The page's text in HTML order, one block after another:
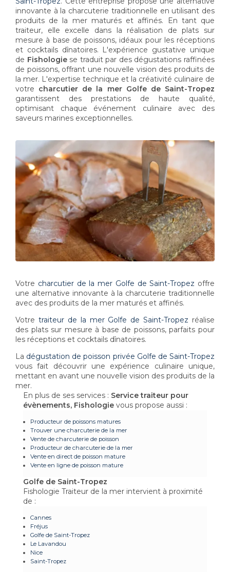
innovante à la charcuterie traditionnelle en utilisant des
produits de la mer maturés et affinés. En tant que
traiteur, elle excelle dans la réalisation de plats sur
mesure à base de poissons, idéaux pour les réceptions
et cocktails dînatoires. L'expérience gustative unique
de Fishologiese traduit par des dégustations raffinées
de poissons, offrant une nouvelle vision des produits de
la mer. L'expertise technique et la créativité culinaire de
votre charcutier de la mer Golfe de Saint-Tropez
garantissent des prestations de haute qualité,
optimisant chaque événement culinaire avec des
saveurs marines exceptionnelles.
Votre charcutier de la mer Golfe de Saint-Tropez offre
une alternative innovante à la charcuterie traditionnelle
avec des produits de la mer maturés et affinés.
Votre traiteur de la mer Golfe de Saint-Tropez réalise
des plats sur mesure à base de poissons, parfaits pour
les réceptions et cocktails dînatoires.
La dégustation de poisson privée Golfe de Saint-Tropez
vous fait découvrir une expérience culinaire unique,
mettant en avant une nouvelle vision des produits de la
mer.
En plus de ses services : Service traiteur pour
évènements, Fishologie vous propose aussi :
Producteur de poissons matures
Trouver une charcuterie de la mer
Vente de charcuterie de poisson
Producteur de charcuterie de la mer
Vente en direct de poisson mature
Vente en ligne de poisson mature
Golfe de Saint-Tropez
Fishologie Traiteur de la mer intervient à proximité
de :
Cannes
Fréjus
Golfe de Saint-Tropez
Le Lavandou
Nice
Saint-Tropez